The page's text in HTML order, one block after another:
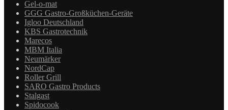
Gel-o-mat
GGG Gastro-Großküchen-Geräte
Igloo Deutschland
KBS Gastrotechnik
Marecos
MBM Italia
Neumärker
NordCap
Roller Grill
SARO Gastro Products
Stalgast
Spidocook